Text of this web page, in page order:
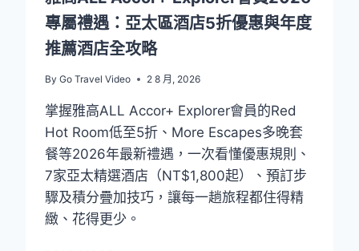
專屬禮遇：亞太區酒店5折優惠與年度
推薦酒店全攻略
By Go Travel Video 2 8 月, 2026
掌握雅高ALL Accor+ Explorer會員的Red
Hot Room低至5折、More Escapes多晚套
餐等2026年最新禮遇，一次看懂優惠規則、
7家亞太精選酒店（NT$1,800起）、預訂步
驟及積分疊加技巧，讓每一趟旅程都住得精
緻、花得更少。